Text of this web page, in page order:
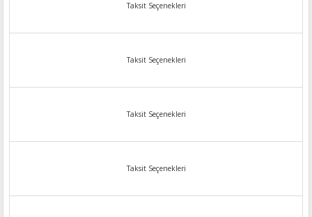
Taksit Seçenekleri
Taksit Seçenekleri
Taksit Seçenekleri
Taksit Seçenekleri